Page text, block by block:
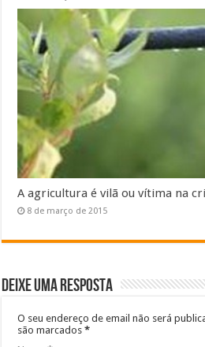
A agricultura é vilã ou vítima na
8 de março de 2015
Deixe uma resposta
O seu endereço de email não será
são marcados*